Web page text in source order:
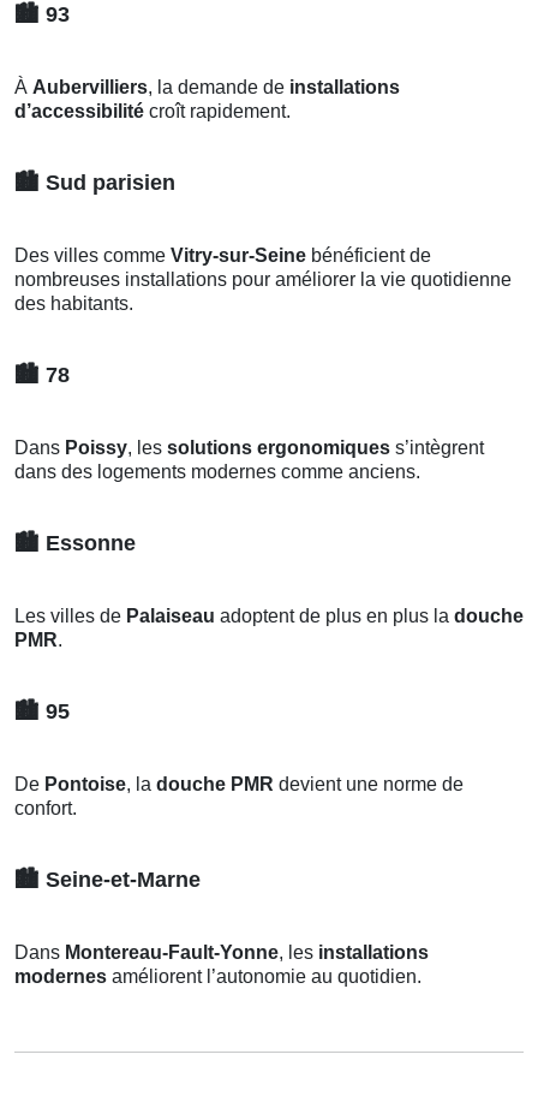
🏙️ 93
À Aubervilliers, la demande de installations
d’accessibilité croît rapidement.
🏙️ Sud parisien
Des villes comme Vitry-sur-Seine bénéficient de
nombreuses installations pour améliorer la vie quotidienne
des habitants.
🏙️ 78
Dans Poissy, les solutions ergonomiques s’intègrent
dans des logements modernes comme anciens.
🏙️ Essonne
Les villes de Palaiseau adoptent de plus en plus la douche
PMR.
🏙️ 95
De Pontoise, la douche PMR devient une norme de
confort.
🏙️ Seine-et-Marne
Dans Montereau-Fault-Yonne, les installations
modernes améliorent l’autonomie au quotidien.